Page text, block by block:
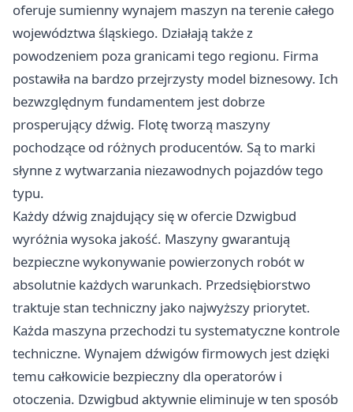
oferuje sumienny wynajem maszyn na terenie całego
województwa śląskiego. Działają także z
powodzeniem poza granicami tego regionu. Firma
postawiła na bardzo przejrzysty model biznesowy. Ich
bezwzględnym fundamentem jest dobrze
prosperujący dźwig. Flotę tworzą maszyny
pochodzące od różnych producentów. Są to marki
słynne z wytwarzania niezawodnych pojazdów tego
typu.
Każdy dźwig znajdujący się w ofercie Dzwigbud
wyróżnia wysoka jakość. Maszyny gwarantują
bezpieczne wykonywanie powierzonych robót w
absolutnie każdych warunkach. Przedsiębiorstwo
traktuje stan techniczny jako najwyższy priorytet.
Każda maszyna przechodzi tu systematyczne kontrole
techniczne. Wynajem dźwigów firmowych jest dzięki
temu całkowicie bezpieczny dla operatorów i
otoczenia. Dzwigbud aktywnie eliminuje w ten sposób